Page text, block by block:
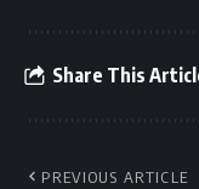
Share This
PREVIOUS ARTICLE